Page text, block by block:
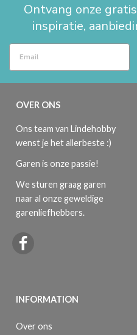
Ontvang onze
inspiratie,
OVER ONS
Ons team van Lindehobby
wenst je het allerbeste :)
Garen is onze passie!
We sturen graag garen
naar al onze geweldige
garenliefhebbers.
INFORMATION
Over ons